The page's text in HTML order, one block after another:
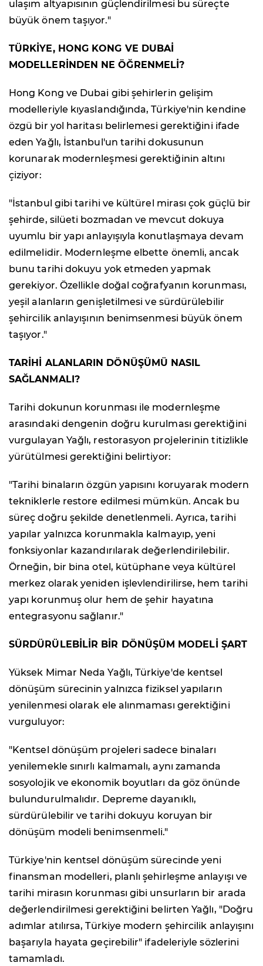
ulaşım altyapısının güçlendirilmesi bu süreçte
büyük önem taşıyor."
TÜRKİYE, HONG KONG VE DUBAİ
MODELLERİNDEN NE ÖĞRENMELİ?
Hong Kong ve Dubai gibi şehirlerin gelişim
modelleriyle kıyaslandığında, Türkiye'nin kendine
özgü bir yol haritası belirlemesi gerektiğini ifade
eden Yağlı, İstanbul'un tarihi dokusunun
korunarak modernleşmesi gerektiğinin altını
çiziyor:
"İstanbul gibi tarihi ve kültürel mirası çok güçlü bir
şehirde, silüeti bozmadan ve mevcut dokuya
uyumlu bir yapı anlayışıyla konutlaşmaya devam
edilmelidir. Modernleşme elbette önemli, ancak
bunu tarihi dokuyu yok etmeden yapmak
gerekiyor. Özellikle doğal coğrafyanın korunması,
yeşil alanların genişletilmesi ve sürdürülebilir
şehircilik anlayışının benimsenmesi büyük önem
taşıyor."
TARİHİ ALANLARIN DÖNÜŞÜMÜ NASIL
SAĞLANMALI?
Tarihi dokunun korunması ile modernleşme
arasındaki dengenin doğru kurulması gerektiğini
vurgulayan Yağlı, restorasyon projelerinin titizlikle
yürütülmesi gerektiğini belirtiyor:
"Tarihi binaların özgün yapısını koruyarak modern
tekniklerle restore edilmesi mümkün. Ancak bu
süreç doğru şekilde denetlenmeli. Ayrıca, tarihi
yapılar yalnızca korunmakla kalmayıp, yeni
fonksiyonlar kazandırılarak değerlendirilebilir.
Örneğin, bir bina otel, kütüphane veya kültürel
merkez olarak yeniden işlevlendirilirse, hem tarihi
yapı korunmuş olur hem de şehir hayatına
entegrasyonu sağlanır."
SÜRDÜRÜLEBİLİR BİR DÖNÜŞÜM MODELİ ŞART
Yüksek Mimar Neda Yağlı, Türkiye'de kentsel
dönüşüm sürecinin yalnızca fiziksel yapıların
yenilenmesi olarak ele alınmaması gerektiğini
vurguluyor:
"Kentsel dönüşüm projeleri sadece binaları
yenilemekle sınırlı kalmamalı, aynı zamanda
sosyolojik ve ekonomik boyutları da göz önünde
bulundurulmalıdır. Depreme dayanıklı,
sürdürülebilir ve tarihi dokuyu koruyan bir
dönüşüm modeli benimsenmeli."
Türkiye'nin kentsel dönüşüm sürecinde yeni
finansman modelleri, planlı şehirleşme anlayışı ve
tarihi mirasın korunması gibi unsurların bir arada
değerlendirilmesi gerektiğini belirten Yağlı, "Doğru
adımlar atılırsa, Türkiye modern şehircilik anlayışını
başarıyla hayata geçirebilir" ifadeleriyle sözlerini
tamamladı.